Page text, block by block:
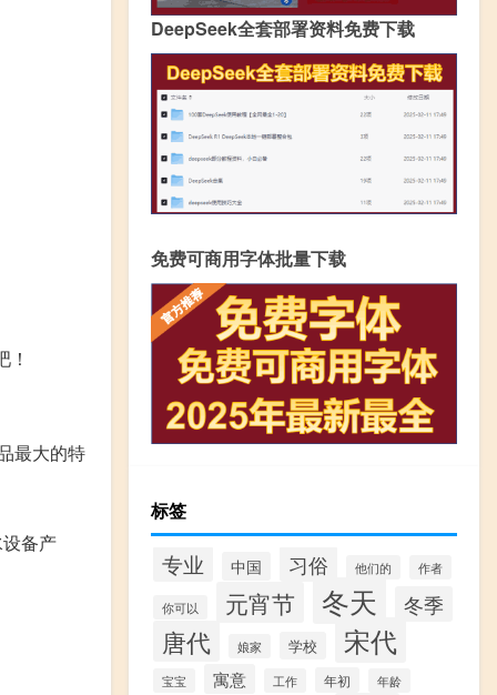
最大的特
备产
DeepSeek全套部署资料免费下载
免费可商用字体批量下载
标签
专业 中国 习俗 他们的 作者
你可以 元宵节 冬天 冬季
唐代 娘家 学校 宋代
宝宝 寓意 工作 年初 年龄